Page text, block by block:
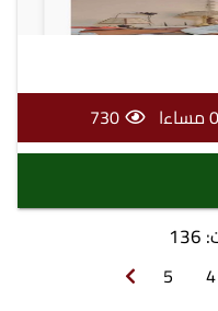
730
4
5